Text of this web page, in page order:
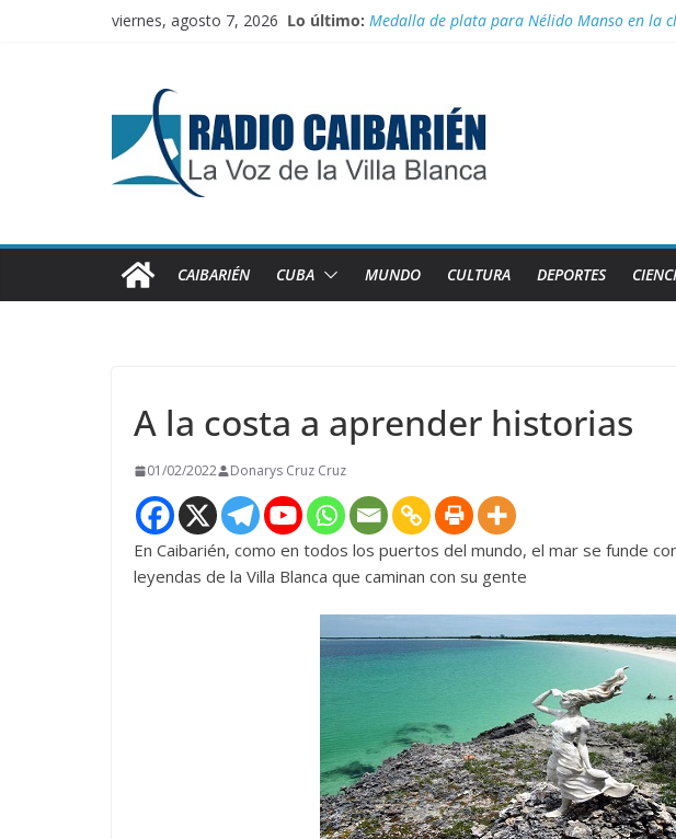
viernes, agosto 7, 2026 Lo último: Medalla de plata para Nélido Manso en la
Recorren federadas de Caibarién la historia
CAIBARIÉN CUBA MUNDO CULTURA DEPORTES
A la costa a aprender historias
01/02/2022 Donarys Cruz Cruz
En Caibarién, como en todos los puertos del mundo, el mar se funde
leyendas de la Villa Blanca que caminan con su gente